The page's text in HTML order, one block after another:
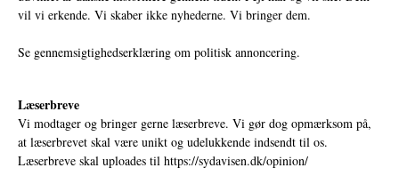
vil vi erkende. Vi skaber ikke nyhederne. Vi bringer dem.
Se gennemsigtighedserklæring om politisk annoncering.
Læserbreve
Vi modtager og bringer gerne læserbreve. Vi gør dog opmærksom på,
at læserbrevet skal være unikt og udelukkende indsendt til os.
Læserbreve skal uploades til https://sydavisen.dk/opinion/